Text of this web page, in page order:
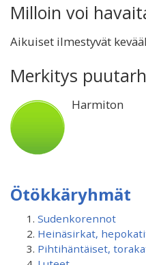
Milloin voi
Aikuiset ilmestyvät
Merkitys
Harmiton
Ötökkäryhmät
Sudenkorennot
Heinäsirkat,
Pihtihäntäiset,